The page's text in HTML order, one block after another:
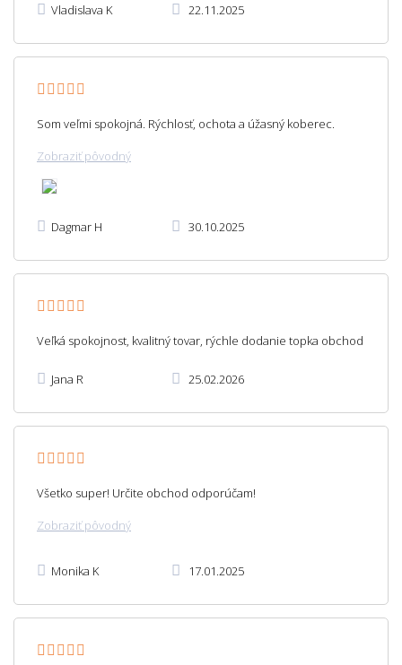
Vladislava K 22.11.2025
Som veľmi spokojná. Rýchlosť, ochota a úžasný koberec.
Zobraziť pôvodný
Dagmar H 30.10.2025
Veľká spokojnost, kvalitný tovar, rýchle dodanie topka obchod
Jana R 25.02.2026
Všetko super! Určite obchod odporúčam!
Zobraziť pôvodný
Monika K 17.01.2025